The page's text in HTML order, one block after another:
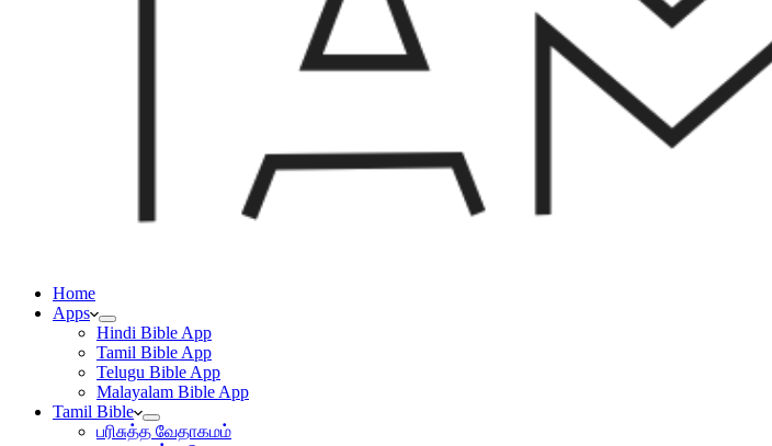
Home
Apps
Hindi Bible App
Tamil Bible App
Telugu Bible App
Malayalam Bible App
Tamil Bible
பரிசுத்த வேதாகமம்